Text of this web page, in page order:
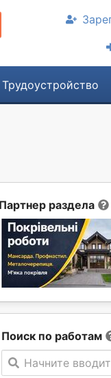
Трудоустройство
раздела
Поиск по работам
Начните